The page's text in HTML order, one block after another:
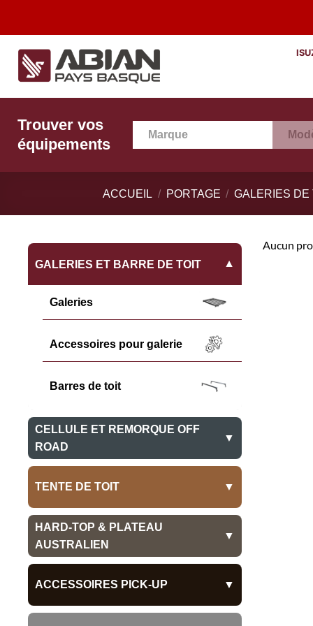
Trouver vos
équipements
Marque
ACCUEIL / PORTAGE / GALERIES DE
CELLULE ET REMORQUE OFF
ROAD
▼
Cellule Fixe
Remorque Off Road
TENTE DE TOIT ▼
Rigide
Souple
GALERIES ET BARRE DE TOIT ▼
Galeries
Accessoires pour galerie
Barres de toit
HARD-TOP & PLATEAU
AUSTRALIEN
▼
Plateau australien
ACCESSOIRES PICK-UP ▼
Aucun